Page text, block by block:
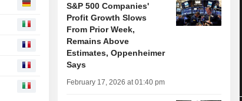
S&P 500 Companies'
Profit Growth Slows
From Prior Week,
Remains Above
Estimates, Oppenheimer
Says
February 17, 2026 at 01:40 pm